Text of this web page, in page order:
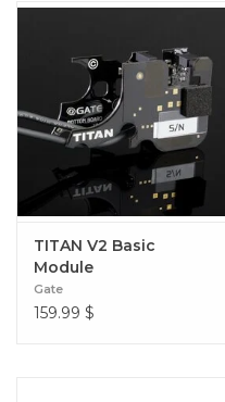
TITAN V2 Basic
Module
Gate
159.99 $